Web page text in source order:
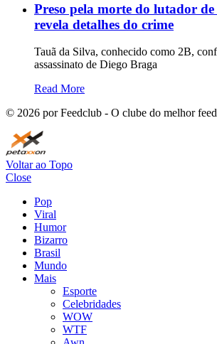
Preso pela morte do lutador
revela detalhes do crime
Tauã da Silva, conhecido como 2B,
assassinato de Diego Braga
Read More
© 2026 por Feedclub - O clube do melhor feed
Voltar ao Topo
Close
Pop
Viral
Humor
Bizarro
Brasil
Mundo
Mais
Esporte
Celebridades
WOW
WTF